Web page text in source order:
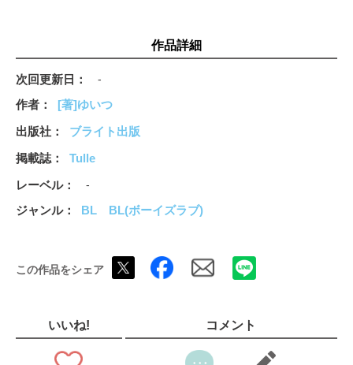
作品詳細
次回更新日 -
作者
[著]ゆいつ
出版社
ブライト出版
掲載誌
Tulle
レーベル
-
ジャンル BL BL(ボーイズラブ)
この作品をシェア
いいね! コメント